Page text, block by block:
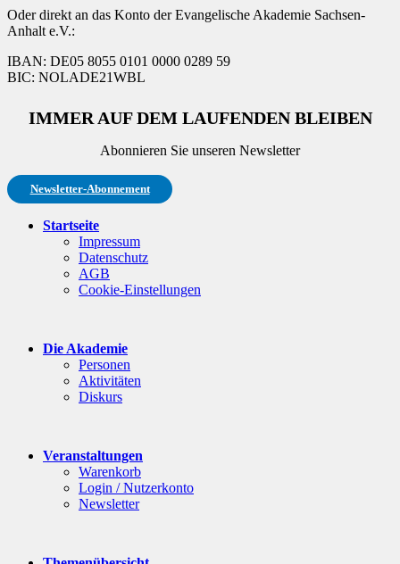
Oder direkt an das Konto der Evangelische Akademie Sachsen-
Anhalt e.V.:
IBAN: DE05 8055 0101 0000 0289 59
BIC: NOLADE21WBL
IMMER AUF DEM LAUFENDEN BLEIBEN
Abonnieren Sie unseren Newsletter
Newsletter-Abonnement
Startseite
Impressum
Datenschutz
AGB
Cookie-Einstellungen
Die Akademie
Personen
Aktivitäten
Diskurs
Veranstaltungen
Warenkorb
Login / Nutzerkonto
Newsletter